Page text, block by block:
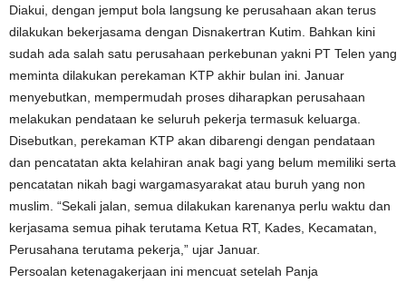
Diakui, dengan jemput bola langsung ke perusahaan akan terus
dilakukan bekerjasama dengan Disnakertran Kutim. Bahkan kini
sudah ada salah satu perusahaan perkebunan yakni PT Telen yang
meminta dilakukan perekaman KTP akhir bulan ini. Januar
menyebutkan, mempermudah proses diharapkan perusahaan
melakukan pendataan ke seluruh pekerja termasuk keluarga.
Disebutkan, perekaman KTP akan dibarengi dengan pendataan
dan pencatatan akta kelahiran anak bagi yang belum memiliki serta
pencatatan nikah bagi wargamasyarakat atau buruh yang non
muslim. “Sekali jalan, semua dilakukan karenanya perlu waktu dan
kerjasama semua pihak terutama Ketua RT, Kades, Kecamatan,
Perusahana terutama pekerja,” ujar Januar.
Persoalan ketenagakerjaan ini mencuat setelah Panja